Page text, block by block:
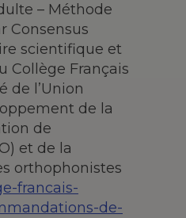
– Méthode
Consensus
scientifique et
Collège Français
de l’Union
de la
de
et de la
orthophonistes
francais-
de-